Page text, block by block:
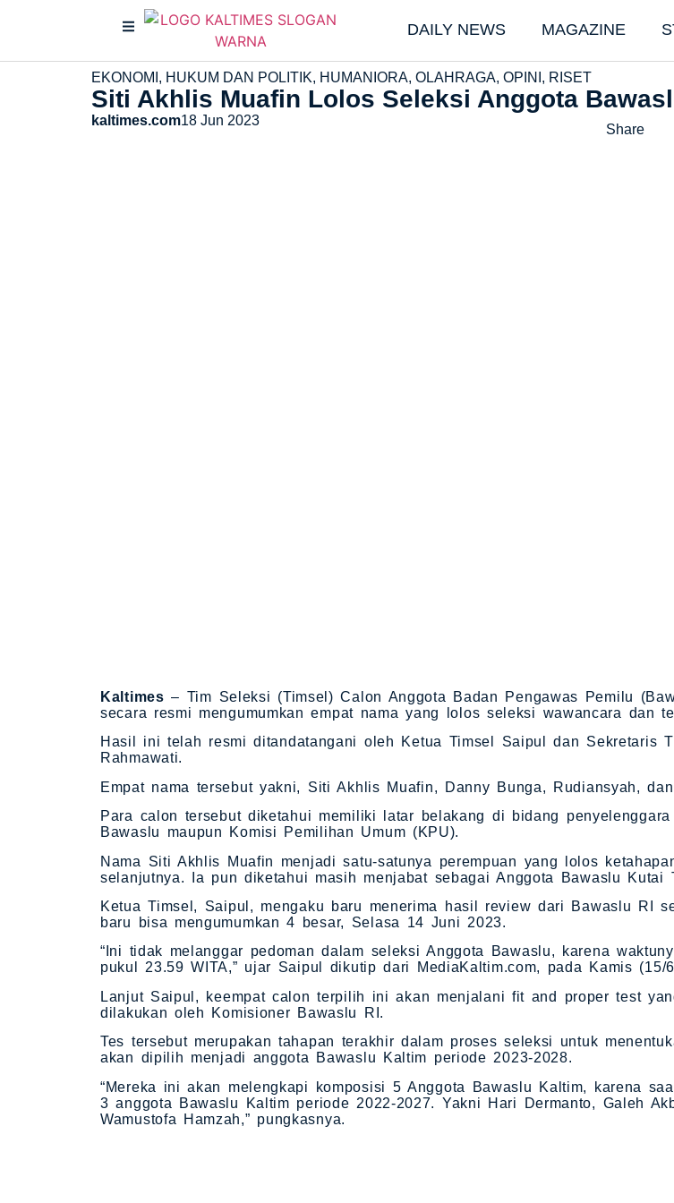
DAILY NEWS MAGAZINE
EKONOMI , HUKUM DAN POLITIK, HUMANIORA, OLAHRAGA, OPINI , RISET
Siti Akhlis Muafin Lolos Seleksi Anggota
kaltimes.com18 Jun 2023
Share
Kaltimes – Tim Seleksi (Timsel) Calon Anggota Badan Pengawas Pemilu
secara resmi mengumumkan empat nama yang lolos seleksi wawancara dan
Hasil ini telah resmi ditandatangani oleh Ketua Timsel Saipul dan Sekretaris
Rahmawati.
Empat nama tersebut yakni, Siti Akhlis Muafin, Danny Bunga, Rudiansyah,
Para calon tersebut diketahui memiliki latar belakang di bidang
Bawaslu maupun Komisi Pemilihan Umum (KPU).
Nama Siti Akhlis Muafin menjadi satu-satunya perempuan yang lolos
selanjutnya. Ia pun diketahui masih menjabat sebagai Anggota Bawaslu Kutai
Ketua Timsel, Saipul, mengaku baru menerima hasil review dari Bawaslu RI
baru bisa mengumumkan 4 besar, Selasa 14 Juni 2023.
“Ini tidak melanggar pedoman dalam seleksi Anggota Bawaslu, karena
pukul 23.59 WITA,” ujar Saipul dikutip dari MediaKaltim.com, pada Kamis (15/
Lanjut Saipul, keempat calon terpilih ini akan menjalani fit and proper test
dilakukan oleh Komisioner Bawaslu RI.
Tes tersebut merupakan tahapan terakhir dalam proses seleksi untuk
akan dipilih menjadi anggota Bawaslu Kaltim periode 2023-2028.
“Mereka ini akan melengkapi komposisi 5 Anggota Bawaslu Kaltim, karena
3 anggota Bawaslu Kaltim periode 2022-2027. Yakni Hari Dermanto, Galeh
Wamustofa Hamzah,” pungkasnya.